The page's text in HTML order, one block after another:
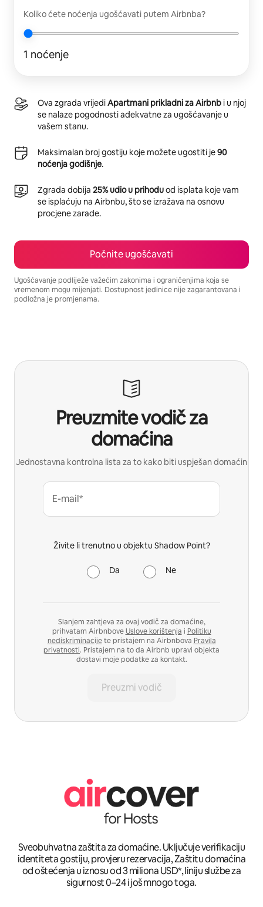
Koliko ćete noćenja ugošćavati putem Airbnba?
1 noćenje
Ova zgrada vrijediApartmani prikladni za Airbnb i u njoj
se nalaze pogodnosti adekvatne za ugošćavanje u
vašem stanu.
Maksimalan broj gostiju koje možete ugostiti je90
noćenja godišnje.
Zgrada dobija 25% udio u prihoduod isplata koje vam
se isplaćuju na Airbnbu, što se izražava na osnovu
procjene zarade.
Počnite ugošćavati
Ugošćavanje podliježe važećim zakonima i ograničenjima koja se
vremenom mogu mijenjati. Dostupnost jedinice nije zagarantovana i
podložna je promjenama.
Preuzmite vodič za
domaćina
Jednostavna kontrolna lista za to kako biti uspješan domaćin
E-mail*
Živite li trenutno u objektu Shadow Point?
Da Ne
Slanjem zahtjeva za ovaj vodič za domaćine,
prihvatam AirbnboveUslove korištenja i Politiku
nediskriminacijete pristajem na Airbnbova Pravila
privatnosti. Pristajem na to da Airbnb upravi objekta
dostavi moje podatke za kontakt.
Preuzmi vodič
Sveobuhvatna zaštita za domaćine. Uključuje verifikaciju
identiteta gostiju, provjeru rezervacija, Zaštitu domaćina
od oštećenja u iznosu od 3 miliona USD*, liniju službe za
sigurnost 0–24 i još mnogo toga.